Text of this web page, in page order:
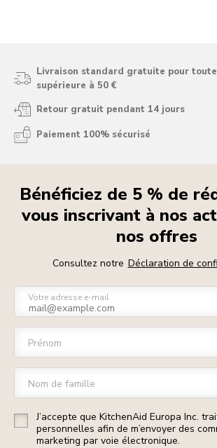
Livraison standard gratuite pour toute
supérieure à 50 €
Retour gratuit pendant 14 jours
Paiement 100% sécurisé
Bénéficiez de 5 % de
vous inscrivant à nos
nos offres
Consultez notre Déclaration de
Votre adresse e-mail
Prénom
Nom de famille
J’accepte que KitchenAid Europa Inc.
personnelles afin de m’envoyer des
marketing par voie électronique.